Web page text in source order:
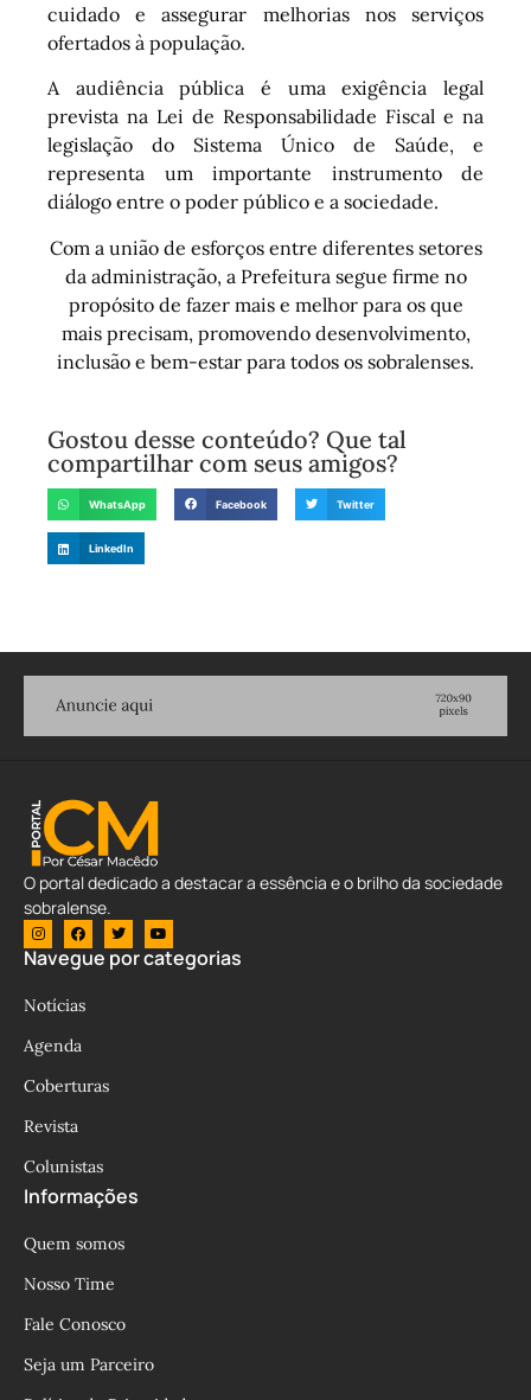
cuidado e assegurar melhorias nos serviços
ofertados à população.
A audiência pública é uma exigência legal
prevista na Lei de Responsabilidade Fiscal e na
legislação do Sistema Único de Saúde, e
representa um importante instrumento de
diálogo entre o poder público e a sociedade.
Com a união de esforços entre diferentes setores
da administração, a Prefeitura segue firme no
propósito de fazer mais e melhor para os que
mais precisam, promovendo desenvolvimento,
inclusão e bem-estar para todos os sobralenses.
Gostou desse conteúdo? Que tal
compartilhar com seus amigos?
WhatsApp Facebook Twitter
LinkedIn
O portal dedicado a destacar a essência e o brilho da sociedade
sobralense.
Navegue por categorias
Notícias
Agenda
Coberturas
Revista
Colunistas
Informações
Quem somos
Nosso Time
Fale Conosco
Seja um Parceiro